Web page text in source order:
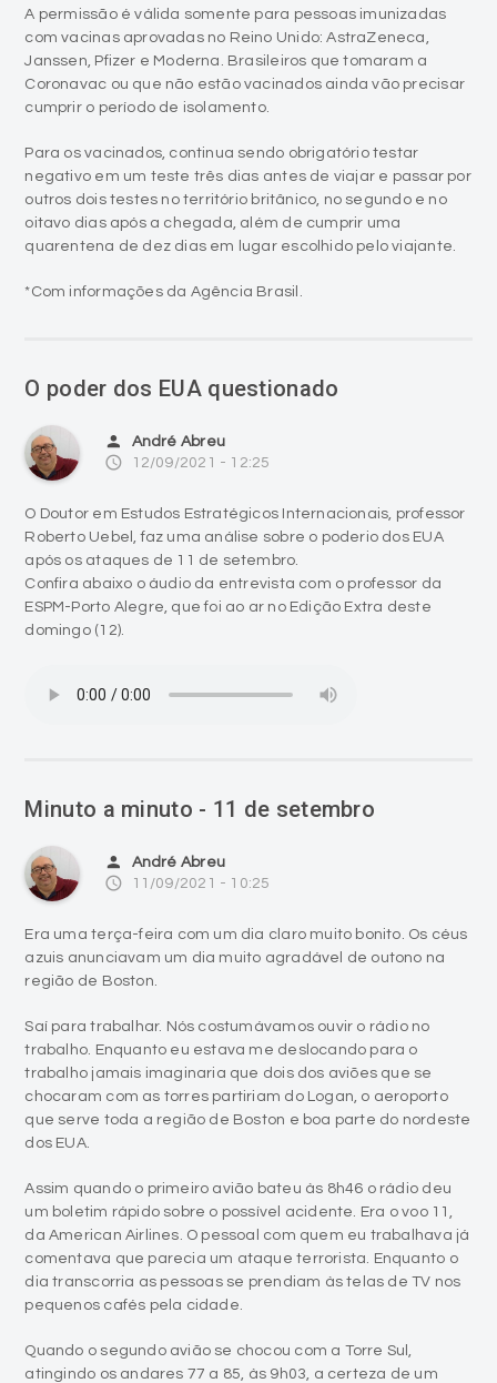
A permissão é válida somente para pessoas imunizadas
com vacinas aprovadas no Reino Unido: AstraZeneca,
Janssen, Pfizer e Moderna. Brasileiros que tomaram a
Coronavac ou que não estão vacinados ainda vão precisar
cumprir o período de isolamento.
Para os vacinados, continua sendo obrigatório testar
negativo em um teste três dias antes de viajar e passar por
outros dois testes no território britânico, no segundo e no
oitavo dias após a chegada, além de cumprir uma
quarentena de dez dias em lugar escolhido pelo viajante.
*Com informações da Agência Brasil.
O poder dos EUA questionado
person André Abreu
access_time 12/09/2021 - 12:25
O Doutor em Estudos Estratégicos Internacionais, professor
Roberto Uebel, faz uma análise sobre o poderio dos EUA
após os ataques de 11 de setembro.
Confira abaixo o áudio da entrevista com o professor da
ESPM-Porto Alegre, que foi ao ar no Edição Extra deste
domingo (12).
Minuto a minuto - 11 de setembro
person André Abreu
access_time 11/09/2021 - 10:25
Era uma terça-feira com um dia claro muito bonito. Os céus
azuis anunciavam um dia muito agradável de outono na
região de Boston.
Saí para trabalhar. Nós costumávamos ouvir o rádio no
trabalho. Enquanto eu estava me deslocando para o
trabalho jamais imaginaria que dois dos aviões que se
chocaram com as torres partiriam do Logan, o aeroporto
que serve toda a região de Boston e boa parte do nordeste
dos EUA.
Assim quando o primeiro avião bateu às 8h46 o rádio deu
um boletim rápido sobre o possível acidente. Era o voo 11,
da American Airlines. O pessoal com quem eu trabalhava já
comentava que parecia um ataque terrorista. Enquanto o
dia transcorria as pessoas se prendiam às telas de TV nos
pequenos cafés pela cidade.
Quando o segundo avião se chocou com a Torre Sul,
atingindo os andares 77 a 85, às 9h03, a certeza de um